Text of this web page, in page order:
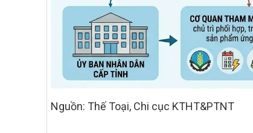
Nguồn: Thế Toại, Chi cục KTHT&PTNT